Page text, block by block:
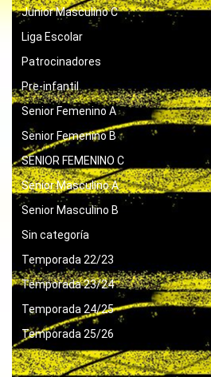
Junior Masculino C
Liga Escolar
Patrocinadores
Pre-infantil
Senior Femenino A
Senior Femenino B
SENIOR FEMENINO C
Senior Masculino A
Senior Masculino B
Sin categoría
Temporada 22/23
Temporada 23/24
Temporada 24/25
Temporada 25/26